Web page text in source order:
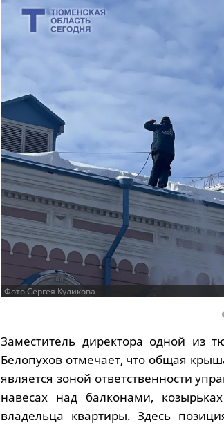
Фото Сергея Куликова
Заместитель директора одной из
Белопухов отмечает, что общая
является зоной ответственности
навесах над балконами,
владельца квартиры. Здесь